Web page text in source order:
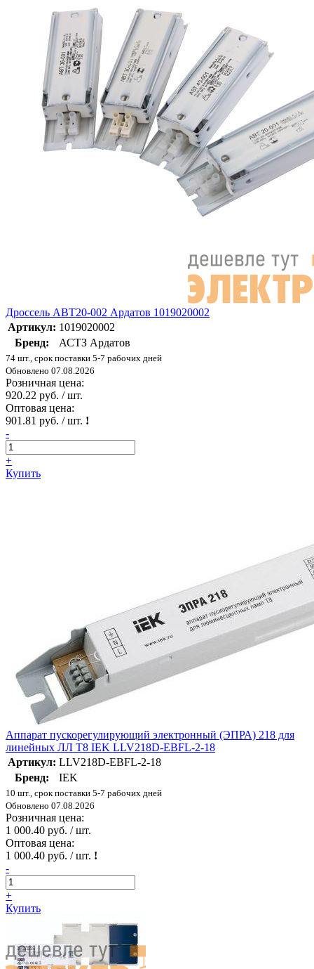
Дроссель АВТ20-002 Ардатов 1019020002
Артикул: 1019020002
Бренд:
АСТЗ Ардатов
74 шт., срок поставки 5-7 рабочих дней
Обновлено 07.08.2026
Розничная цена:
920.22 руб. / шт.
Оптовая цена:
901.81 руб. / шт. !
-
+
Купить
Аппарат пускорегулирующий электронный (ЭПРА) 218 для
линейных ЛЛ T8 IEK LLV218D-EBFL-2-18
Артикул: LLV218D-EBFL-2-18
Бренд:
IEK
10 шт., срок поставки 5-7 рабочих дней
Обновлено 07.08.2026
Розничная цена:
1 000.40 руб. / шт.
Оптовая цена:
1 000.40 руб. / шт. !
-
+
Купить